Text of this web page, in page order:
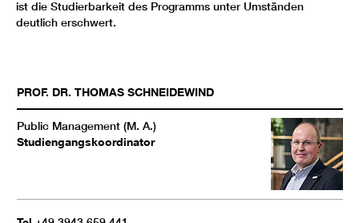
ist die Studierbarkeit des Programms unter Umständen
deutlich erschwert.
PROF. DR. THOMAS SCHNEIDEWIND
Public Management (M. A.)
Studiengangskoordinator